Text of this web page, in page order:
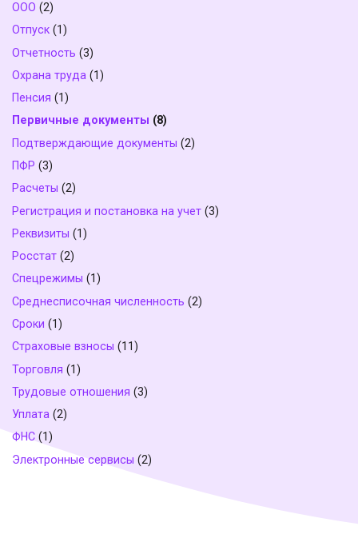
ООО (2)
Отпуск (1)
Отчетность (3)
Охрана труда (1)
Пенсия (1)
Первичные документы (8)
Подтверждающие документы (2)
ПФР (3)
Расчеты (2)
Регистрация и постановка на учет (3)
Реквизиты (1)
Росстат (2)
Спецрежимы (1)
Среднесписочная численность (2)
Сроки (1)
Страховые взносы (11)
Торговля (1)
Трудовые отношения (3)
Уплата (2)
ФНС (1)
Электронные сервисы (2)